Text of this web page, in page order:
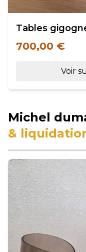
Tables
700,00 €
Voir
Michel
&